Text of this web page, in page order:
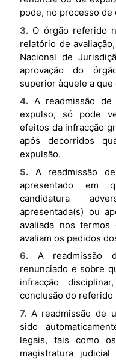
pode, no processo
3. O órgão referido no número anterior produz um
relatório de
Nacional de
aprovação do
superior àquele a
4. A readmissão de um membro, que tenha sido
expulso, só pode
efeitos da infracção
após decorridos
expulsão.
5. A readmissão de um membro que se tenha
apresentado em
candidatura
apresentada(s) ou
avaliada nos
avaliam os pedidos
6. A readmissão de um membro que tenha
renunciado e sobre
infracção
conclusão do
7. A readmissão de um membro cuja filiação tenha
sido
legais, tais como
magistratura